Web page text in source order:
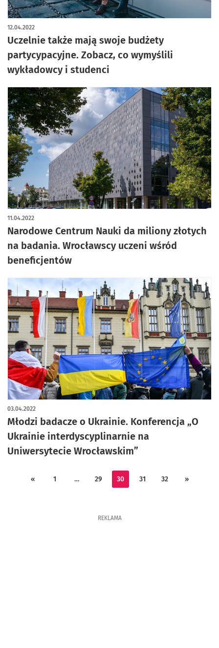
Uczelnie także mają swoje budżety
partycypacyjne. Zobacz, co wymyślili
wykładowcy i studenci
12.04.2022
Narodowe Centrum Nauki da miliony złotych
na badania. Wrocławscy uczeni wśród
beneficjentów
11.04.2022
Młodzi badacze o Ukrainie. Konferencja „O
Ukrainie interdyscyplinarnie na
Uniwersytecie Wrocławskim”
03.04.2022
« 1 … 29 30 31 32 »
REKLAMA